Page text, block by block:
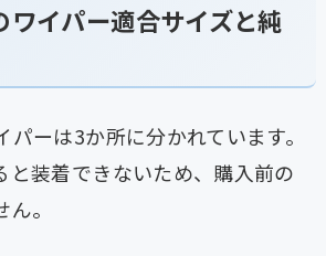
ワイパー適合サイズと純
ーは3か所に分かれています。
と装着できないため、購入前の
。